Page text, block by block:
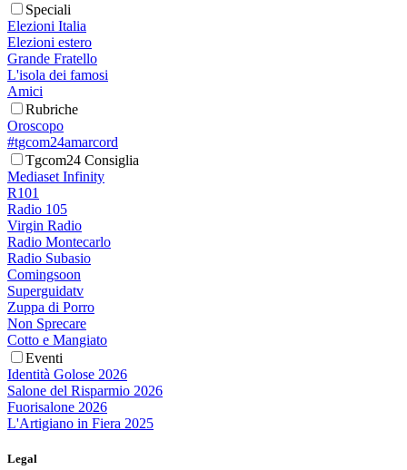
Speciali
Elezioni Italia
Elezioni estero
Grande Fratello
L'isola dei famosi
Amici
Rubriche
Oroscopo
#tgcom24amarcord
Tgcom24 Consiglia
Mediaset Infinity
R101
Radio 105
Virgin Radio
Radio Montecarlo
Radio Subasio
Comingsoon
Superguidatv
Zuppa di Porro
Non Sprecare
Cotto e Mangiato
Eventi
Identità Golose 2026
Salone del Risparmio 2026
Fuorisalone 2026
L'Artigiano in Fiera 2025
Legal